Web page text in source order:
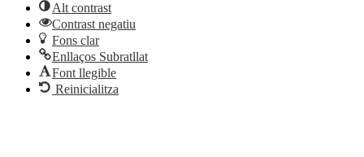
Alt contrast
Contrast negatiu
Fons clar
Enllaços Subratllat
Font llegible
Reinicialitza